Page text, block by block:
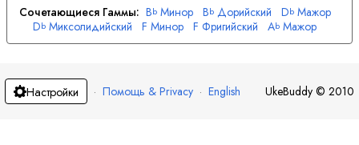
Сочетающиеся Гаммы: Bb Минор Bb Дорийский Db Мажор
Db Миксолидийский F Минор F Фригийский Ab Мажор
Ab Дорийский
Настройки · Помощь & Privacy · English UkeBuddy © 2010